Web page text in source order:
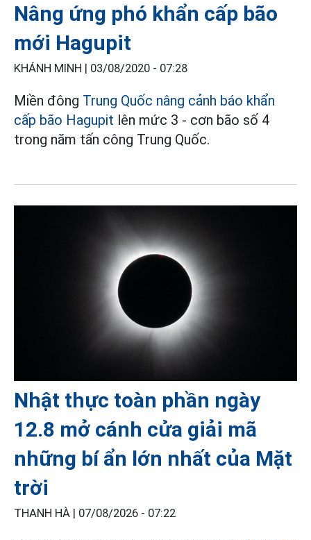
Nâng ứng phó khẩn cấp bão
mới Hagupit
KHÁNH MINH | 03/08/2020 - 07:28
Miền đông Trung Quốc nâng cảnh báo khẩn
cấp bão Hagupit lên mức 3 - cơn bão số 4
trong năm tấn công Trung Quốc.
Nhật thực toàn phần ngày
12.8 mở cánh cửa giải mã
những bí ẩn lớn nhất của Mặt
trời
THANH HÀ | 07/08/2026 - 07:22